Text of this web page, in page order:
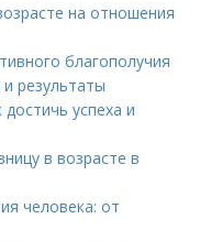
на отношения
благополучия
результаты
успеха и
в возрасте в
человека: от